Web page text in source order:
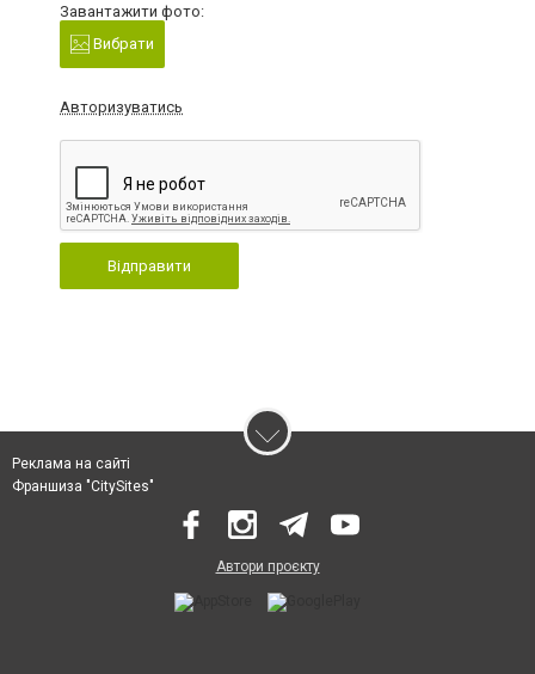
Завантажити фото:
Вибрати
Авторизуватись
Відправити
Реклама на сайті
Франшиза "CitySites"
Автори проєкту